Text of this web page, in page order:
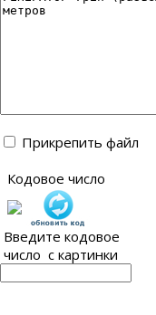
Прикрепить файл
Кодовое число
Введите кодовое
число с картинки